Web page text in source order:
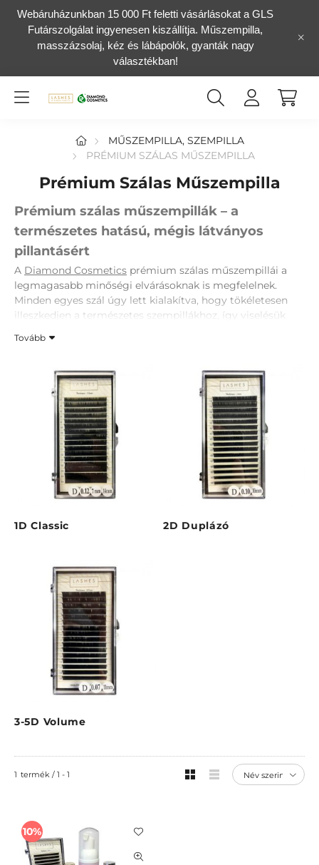
Webáruházunkban 15 000 Ft feletti vásárlásokat a GLS
Futárszolgálat ingyenesen kiszállítja. Műszempilla,
masszázsolaj, kéz és lábápolók, gyanták nagy
választékban!
MŰSZEMPILLA, SZEMPILLA
PRÉMIUM SZÁLAS MŰSZEMPILLA
Prémium Szálas Műszempilla
Prémium szálas műszempillák – a
természetes hatású, mégis látványos
pillantásért
A Diamond Cosmetics prémium szálas műszempillái a
legmagasabb minőségi elvárásoknak is megfelelnek.
Minden egyes szál úgy lett kialakítva, hogy tökéletesen
illeszkedjen a természetes szempillákhoz, így viselésük
számunkra, hogy a pilláink ne nehezítsék el a saját
súly, a puhaság és a rugalmasság egyensúlyára. A
különböző hosszúságú, vastagságú és íveltségű opciók
között mindenki megtalálhatja a stílusához és
technikájához legjobban illőt.
Tovább
1D Classic 2D Duplázó
3-5D Volume
1 termék 1 1
10